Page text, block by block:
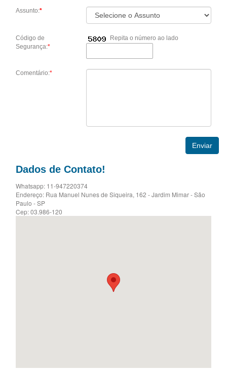
Assunto:*
Código de
Segurança:*
Repita o número ao lado
Comentário:*
Dados de Contato!
Whatsapp: 11-947220374
Endereço: Rua Manuel Nunes de Siqueira, 162 - Jardim Mimar - São
Paulo - SP
Cep: 03.986-120